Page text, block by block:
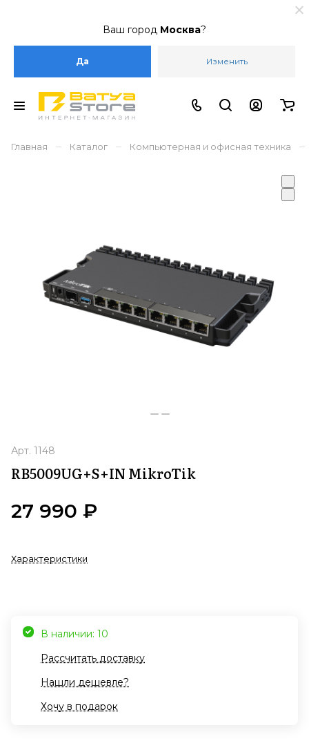
Ваш город Москва?
Да Изменить
Главная – Каталог – Компьютерная и офисная техника –
Арт. 1148
RB5009UG+S+IN MikroTik
27 990 ₽
Характеристики
В наличии: 10
Рассчитать доставку
Нашли дешевле?
Хочу в подарок